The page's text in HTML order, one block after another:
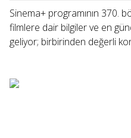
Sinema+ programının 370.
filmlere dair bilgiler ve en
geliyor; birbirinden değerli